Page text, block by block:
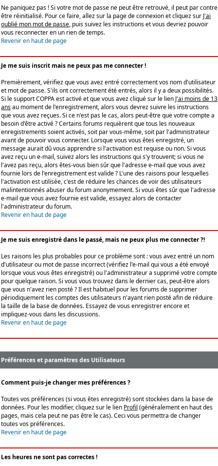
Ne paniquez pas ! Si votre mot de passe ne peut être retrouvé, il peut par contre
être réinitialisé. Pour ce faire, allez sur la page de connexion et cliquez sur J'ai
oublié mon mot de passe, puis suivez les instructions et vous devriez pouvoir
vous reconnecter en un rien de temps.
Revenir en haut de page
Je me suis inscrit mais ne peux pas me connecter !
Premièrement, vérifiez que vous avez entré correctement vos nom d'utilisateur
et mot de passe. S'ils ont correctement été entrés, alors il y a deux possibilités.
Si le support COPPA est activé et que vous avez cliqué sur le lien J'ai moins de 13
ansau moment de l'enregistrement, alors vous devrez suivre les instructions
que vous avez reçues. Si ce n'est pas le cas, alors peut-être que votre compte a
besoin d'être activé ? Certains forums requièrent que tous les nouveaux
enregistrements soient activés, soit par vous-même, soit par l'administrateur
avant de pouvoir vous connecter. Lorsque vous vous êtes enregistré, un
message aurait dû vous apprendre si l'activation est requise ou non. Si vous
avez reçu un e-mail, suivez alors les instructions qui s'y trouvent; si vous ne
l'avez pas reçu, alors êtes-vous bien sûr que l'adresse e-mail que vous avez
fournie lors de l'enregistrement est valide ? L'une des raisons pour lesquelles
l'activation est utilisée, c'est de réduire les chances de voir des utilisateurs
malintentionnés abuser du forum anonymement. Si vous êtes sûr que l'adresse
e-mail que vous avez fournie est valide, essayez alors de contacter
l'administrateur du forum.
Revenir en haut de page
Je me suis enregistré dans le passé, mais ne peux plus me connecter ?!
Les raisons les plus probables pour ce problème sont : vous avez entré un nom
d'utilisateur ou mot de passe incorrect (vérifiez l'e-mail qui vous a été envoyé
lorsque vous vous êtes enregistré) ou l'administrateur a supprimé votre compte
pour quelque raison. Si vous vous trouvez dans le dernier cas, peut-être alors
que vous n'avez rien posté ? Il est habituel pour les forums de supprimer
périodiquement les comptes des utilisateurs n'ayant rien posté afin de réduire
la taille de la base de données. Essayez de vous enregistrer encore et
impliquez-vous dans les discussions.
Revenir en haut de page
Préférences et paramètres des Utilisateurs
Comment puis-je changer mes préférences ?
Toutes vos préférences (si vous êtes enregistré) sont stockées dans la base de
données. Pour les modifier, cliquez sur le lien Profil (généralement en haut des
pages, mais cela peut ne pas être le cas). Ceci vous permettra de changer
toutes vos préférences.
Revenir en haut de page
Les heures ne sont pas correctes !